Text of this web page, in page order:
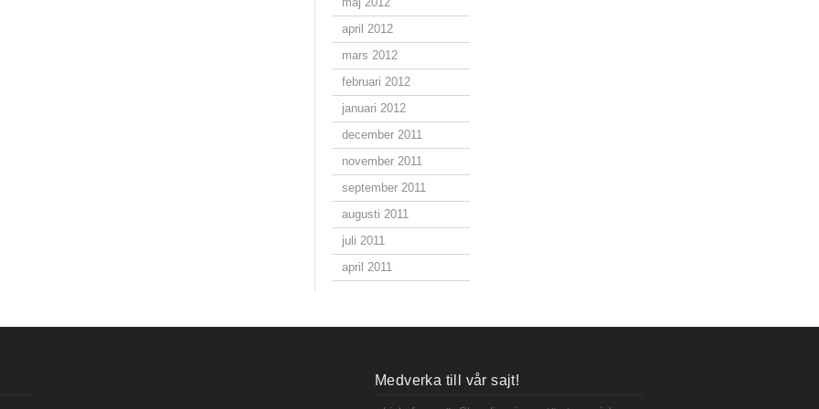
april 2012
mars 2012
februari 2012
januari 2012
december 2011
november 2011
september 2011
augusti 2011
juli 2011
april 2011
Medverka till vår sajt!